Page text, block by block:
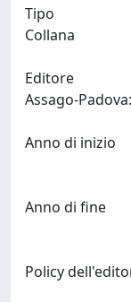
Tipo
Collana
Editore
Anno di inizio
Anno di fine
Policy